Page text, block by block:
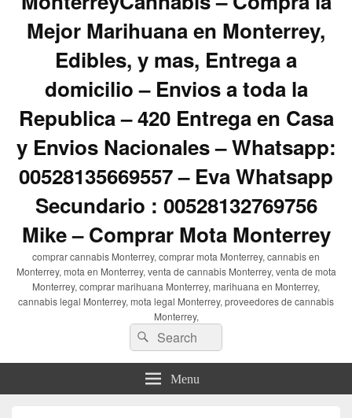
Mejor Marihuana en Monterrey,
Edibles, y mas, Entrega a
domicilio – Envios a toda la
Republica – 420 Entrega en Casa
y Envios Nacionales – Whatsapp:
00528135669557 – Eva Whatsapp
Secundario : 00528132769756
Mike – Comprar Mota Monterrey
comprar cannabis Monterrey, comprar mota Monterrey, cannabis en
Monterrey, mota en Monterrey, venta de cannabis Monterrey, venta de mota
Monterrey, comprar marihuana Monterrey, marihuana en Monterrey,
cannabis legal Monterrey, mota legal Monterrey, proveedores de cannabis
Monterrey,
Search
for:
Search
Menu